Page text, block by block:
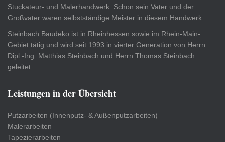
Stuckateur- und Malerhandwerk. Schon sein Vater und der
Großvater waren selbstständige Meister in diesem Handwerk.
Steinbach Baudeko ist in Rheinhessen sowie im Rhein-Main-
Gebiet tätig und wird seit 1993 in vierter Generation von Herrn
Dipl.-Ing. Matthias Steinbach und Herrn Thomas Steinbach
geleitet.
Leistungen in der Übersicht
Putzarbeiten (Innenputz- & Außenputzarbeiten)
Malerarbeiten
Tapezierarbeiten